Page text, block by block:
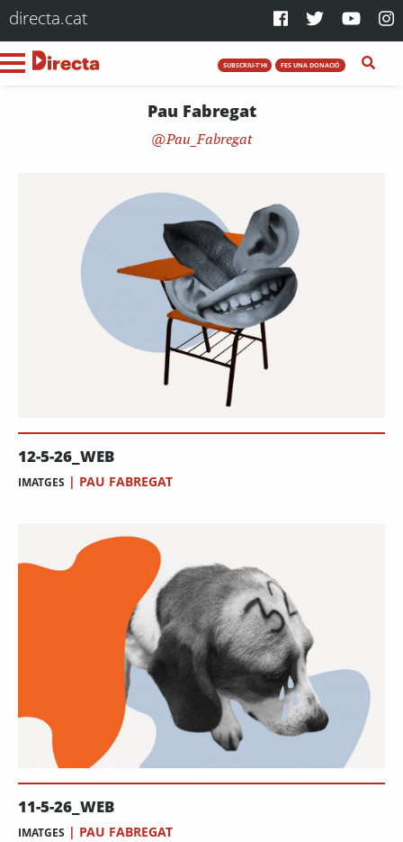
directa.cat
SUBSCRIU-T'HI FES UNA DONACIÓ
Pau Fabregat
Pau_Fabregat
12-5-26_WEB
IMATGES | PAU FABREGAT
11-5-26_WEB
IMATGES | PAU FABREGAT